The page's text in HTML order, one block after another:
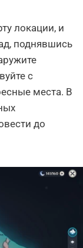
локации, и
поднявшись
с
места. В
до